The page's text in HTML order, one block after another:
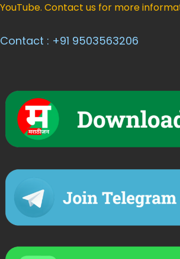
YouTube. Contact us for more
Contact : +91 9503563206